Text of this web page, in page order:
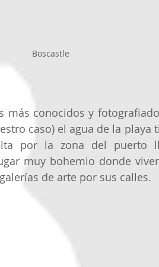
Boscastle
más conocidos y
caso) el agua de la playa
por la zona del puerto
muy bohemio donde
de arte por sus calles.